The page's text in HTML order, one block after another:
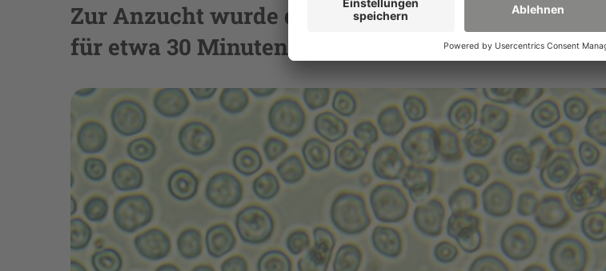
Zur Anzucht wurde der Inhalt aus einem
für etwa 30 Minuten bei 40 Grad Celsius sanft